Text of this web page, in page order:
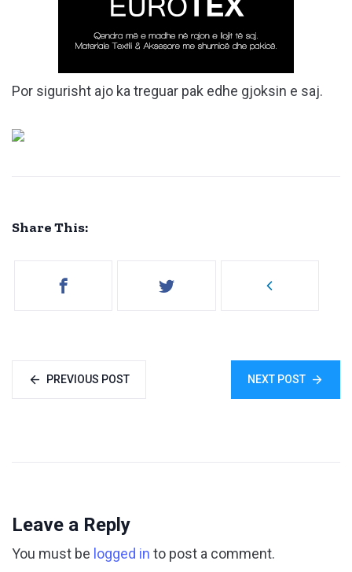
Por sigurisht ajo ka treguar pak edhe gjoksin e saj.
Share This:
PREVIOUS POST NEXT POST
Leave a Reply
You must be logged in to post a comment.